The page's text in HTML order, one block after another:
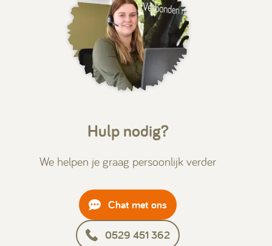
Hulp nodig?
We helpen je graag persoonlijk verder
Chat met ons
0529 451 362